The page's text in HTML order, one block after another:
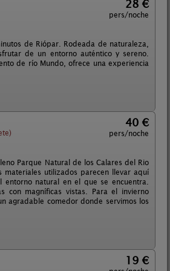
28 €
pers/noche
de Riópar. Rodeada de naturaleza,
de un entorno auténtico y sereno.
de río Mundo, ofrece una experiencia
40 €
pers/noche
Parque Natural de los Calares del Rio
utilizados parecen llevar aquí
natural en el que se encuentra.
con magníficas vistas. Para el invierno
agradable comedor donde servimos los
19 €